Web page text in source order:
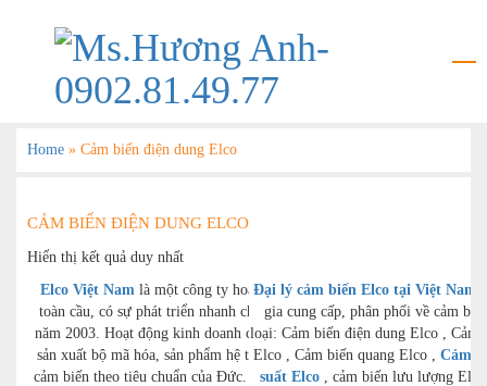
Home » Cảm biến điện dung Elco
CẢM BIẾN ĐIỆN DUNG ELCO
Hiển thị kết quả duy nhất
Elco Việt Nam là một công ty hoạt động
toàn cầu, có sự phát triển nhanh chóng từ
năm 2003. Hoạt động kinh doanh cốt lõi là
sản xuất bộ mã hóa, sản phẩm hệ thống và
cảm biến theo tiêu chuẩn của Đức. Các dây
Đại lý cảm biến Elco tại Việt Nam
gia cung cấp, phân phối về cảm
loại: Cảm biến điện dung Elco , Cảm
Elco , Cảm biến quang Elco , Cảm
suất Elco, cảm biến lưu lượng